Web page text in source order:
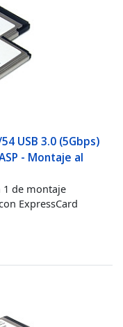
USB 3.0 (5Gbps)
- Montaje al
1 de montaje
ExpressCard